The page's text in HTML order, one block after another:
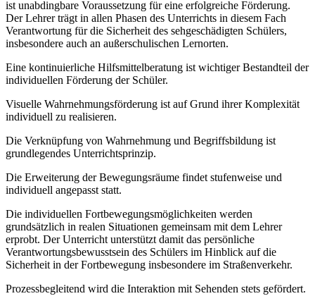
ist unabdingbare Voraussetzung für eine erfolgreiche Förderung.
Der Lehrer trägt in allen Phasen des Unterrichts in diesem Fach
Verantwortung für die Sicherheit des sehgeschädigten Schülers,
insbesondere auch an außerschulischen Lernorten.
Eine kontinuierliche Hilfsmittelberatung ist wichtiger Bestandteil der
individuellen Förderung der Schüler.
Visuelle Wahrnehmungsförderung ist auf Grund ihrer Komplexität
individuell zu realisieren.
Die Verknüpfung von Wahrnehmung und Begriffsbildung ist
grundlegendes Unterrichtsprinzip.
Die Erweiterung der Bewegungsräume findet stufenweise und
individuell angepasst statt.
Die individuellen Fortbewegungsmöglichkeiten werden
grundsätzlich in realen Situationen gemeinsam mit dem Lehrer
erprobt. Der Unterricht unterstützt damit das persönliche
Verantwortungsbewusstsein des Schülers im Hinblick auf die
Sicherheit in der Fortbewegung insbesondere im Straßenverkehr.
Prozessbegleitend wird die Interaktion mit Sehenden stets gefördert.